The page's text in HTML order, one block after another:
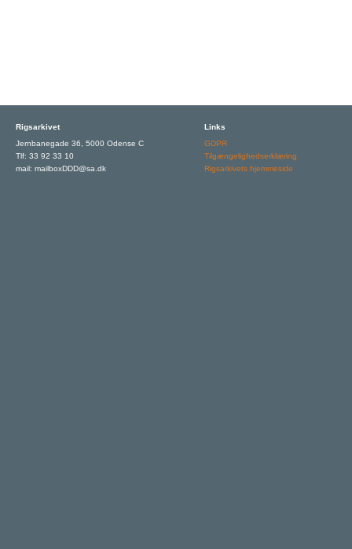
Rigsarkivet
Jernbanegade 36, 5000 Odense C
Tlf: 33 92 33 10
mail: mailboxDDD@sa.dk
Links
GDPR
Tilgængelighedserklæring
Rigsarkivets hjemmeside